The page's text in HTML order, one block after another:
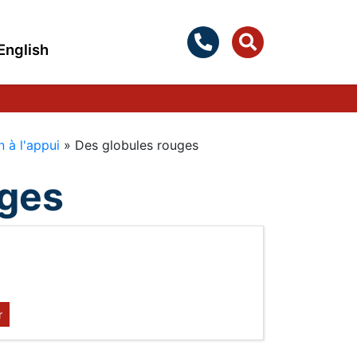
à l'appui » Des globules rouges